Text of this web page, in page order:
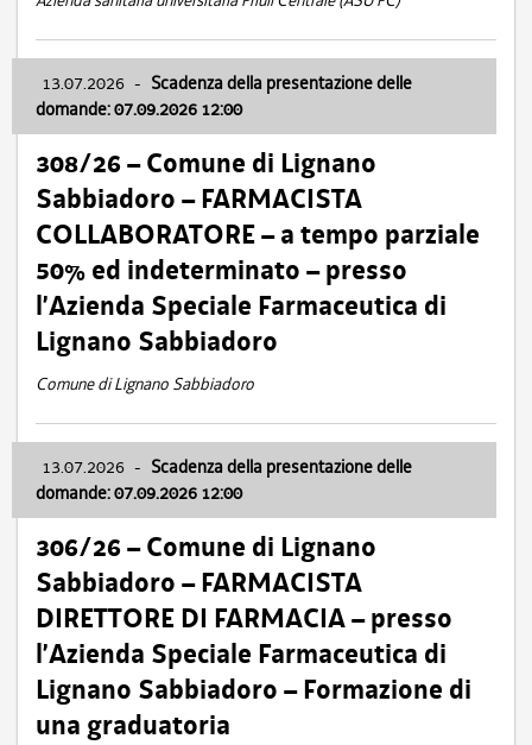
13.07.2026 - Scadenza della presentazione delle
domande: 07.09.2026 12:00
308/26 – Comune di Lignano
Sabbiadoro – FARMACISTA
COLLABORATORE – a tempo parziale
50% ed indeterminato – presso
l’Azienda Speciale Farmaceutica di
Lignano Sabbiadoro
Comune di Lignano Sabbiadoro
13.07.2026 - Scadenza della presentazione delle
domande: 07.09.2026 12:00
306/26 – Comune di Lignano
Sabbiadoro – FARMACISTA
DIRETTORE DI FARMACIA – presso
l’Azienda Speciale Farmaceutica di
Lignano Sabbiadoro – Formazione di
una graduatoria